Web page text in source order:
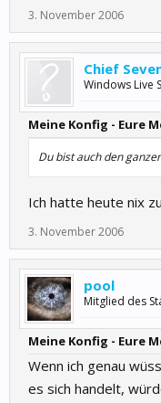
3. November 2006
Chief
Windows Live
Meine Konfig - Eure
Du bist auch den
Ich hatte heute nix
3. November 2006
pool
Mitglied des
Meine Konfig - Eure
Wenn ich genau
es sich handelt,